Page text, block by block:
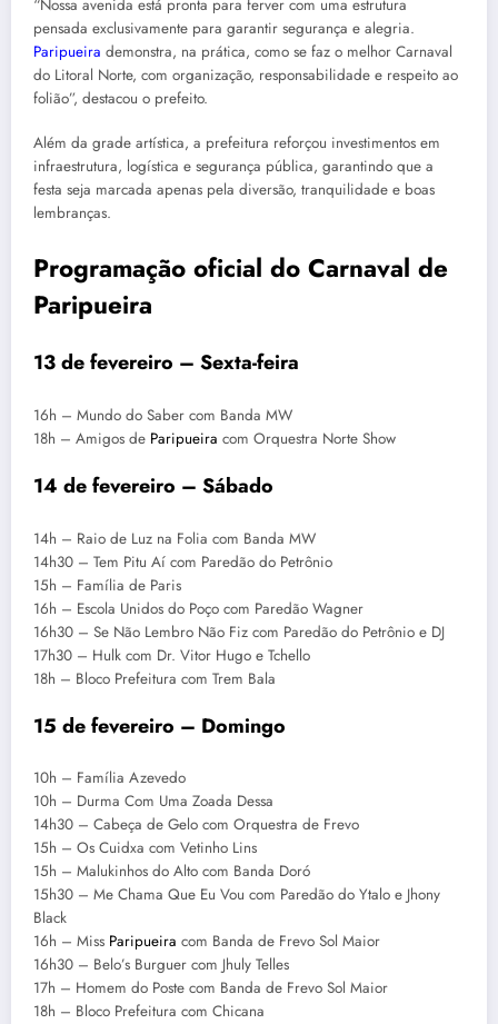
“Nossa avenida está pronta para ferver com uma estrutura
pensada exclusivamente para garantir segurança e alegria.
Paripueira demonstra, na prática, como se faz o melhor Carnaval
do Litoral Norte, com organização, responsabilidade e respeito ao
folião”, destacou o prefeito.
Além da grade artística, a prefeitura reforçou investimentos em
infraestrutura, logística e segurança pública, garantindo que a
festa seja marcada apenas pela diversão, tranquilidade e boas
lembranças.
Programação oficial do Carnaval de
Paripueira
13 de fevereiro – Sexta-feira
16h – Mundo do Saber com Banda MW
18h – Amigos de Paripueira com Orquestra Norte Show
14 de fevereiro – Sábado
14h – Raio de Luz na Folia com Banda MW
14h30 – Tem Pitu Aí com Paredão do Petrônio
15h – Família de Paris
16h – Escola Unidos do Poço com Paredão Wagner
16h30 – Se Não Lembro Não Fiz com Paredão do Petrônio e DJ
17h30 – Hulk com Dr. Vitor Hugo e Tchello
18h – Bloco Prefeitura com Trem Bala
15 de fevereiro – Domingo
10h – Família Azevedo
10h – Durma Com Uma Zoada Dessa
14h30 – Cabeça de Gelo com Orquestra de Frevo
15h – Os Cuidxa com Vetinho Lins
15h – Malukinhos do Alto com Banda Doró
15h30 – Me Chama Que Eu Vou com Paredão do Ytalo e Jhony
Black
16h – Miss Paripueira com Banda de Frevo Sol Maior
16h30 – Belo’s Burguer com Jhuly Telles
17h – Homem do Poste com Banda de Frevo Sol Maior
18h – Bloco Prefeitura com Chicana